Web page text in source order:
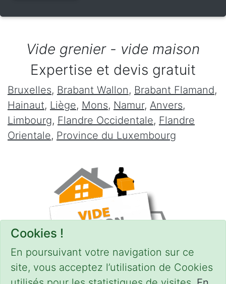
Cookies !
En poursuivant votre navigation sur ce
site, vous acceptez l’utilisation de Cookies
Vide grenier - vide maison
Expertise et devis gratuit
Bruxelles, Brabant Wallon, Brabant Flamand,
Hainaut, Liège, Mons, Namur, Anvers,
Limbourg, Flandre Occidentale, Flandre
Orientale, Province du Luxembourg